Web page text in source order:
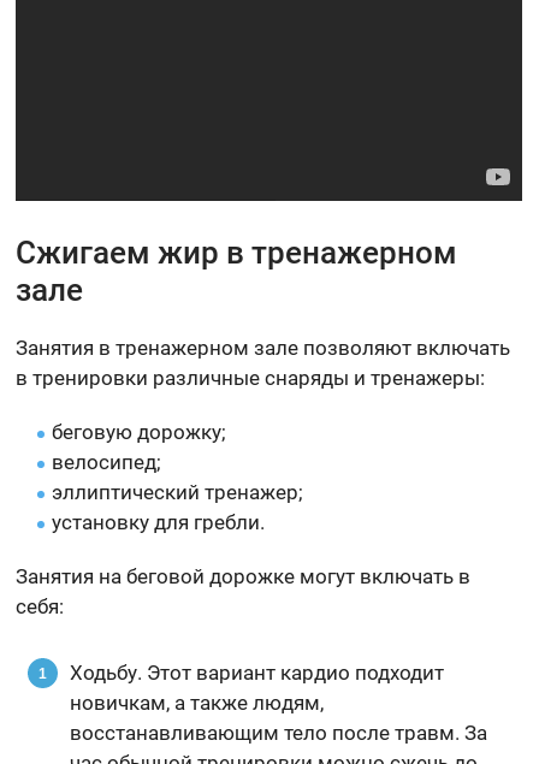
Сжигаем жир в тренажерном
зале
Занятия в тренажерном зале позволяют включать
в тренировки различные снаряды и тренажеры:
беговую дорожку;
велосипед;
эллиптический тренажер;
установку для гребли.
Занятия на беговой дорожке могут включать в
себя:
Ходьбу. Этот вариант кардио подходит
новичкам, а также людям,
восстанавливающим тело после травм. За